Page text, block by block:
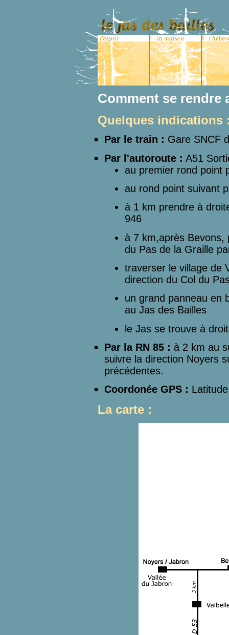
Comment se rendre
Quelques indications
Par le train : Gare SNCF
Par l'autoroute : A51
au premier rond point
au rond point suivant
à 1 km prendre à
946
à 7 km,après Bevons,
du Pas de la Graille
traverser le village de
direction du Col du
un grand panneau en
au Jas des Bailles
le Jas se trouve à
Par la RN 85 : à 2 km au
suivre la direction Noyers
précédentes.
Coordonée GPS :
La carte :